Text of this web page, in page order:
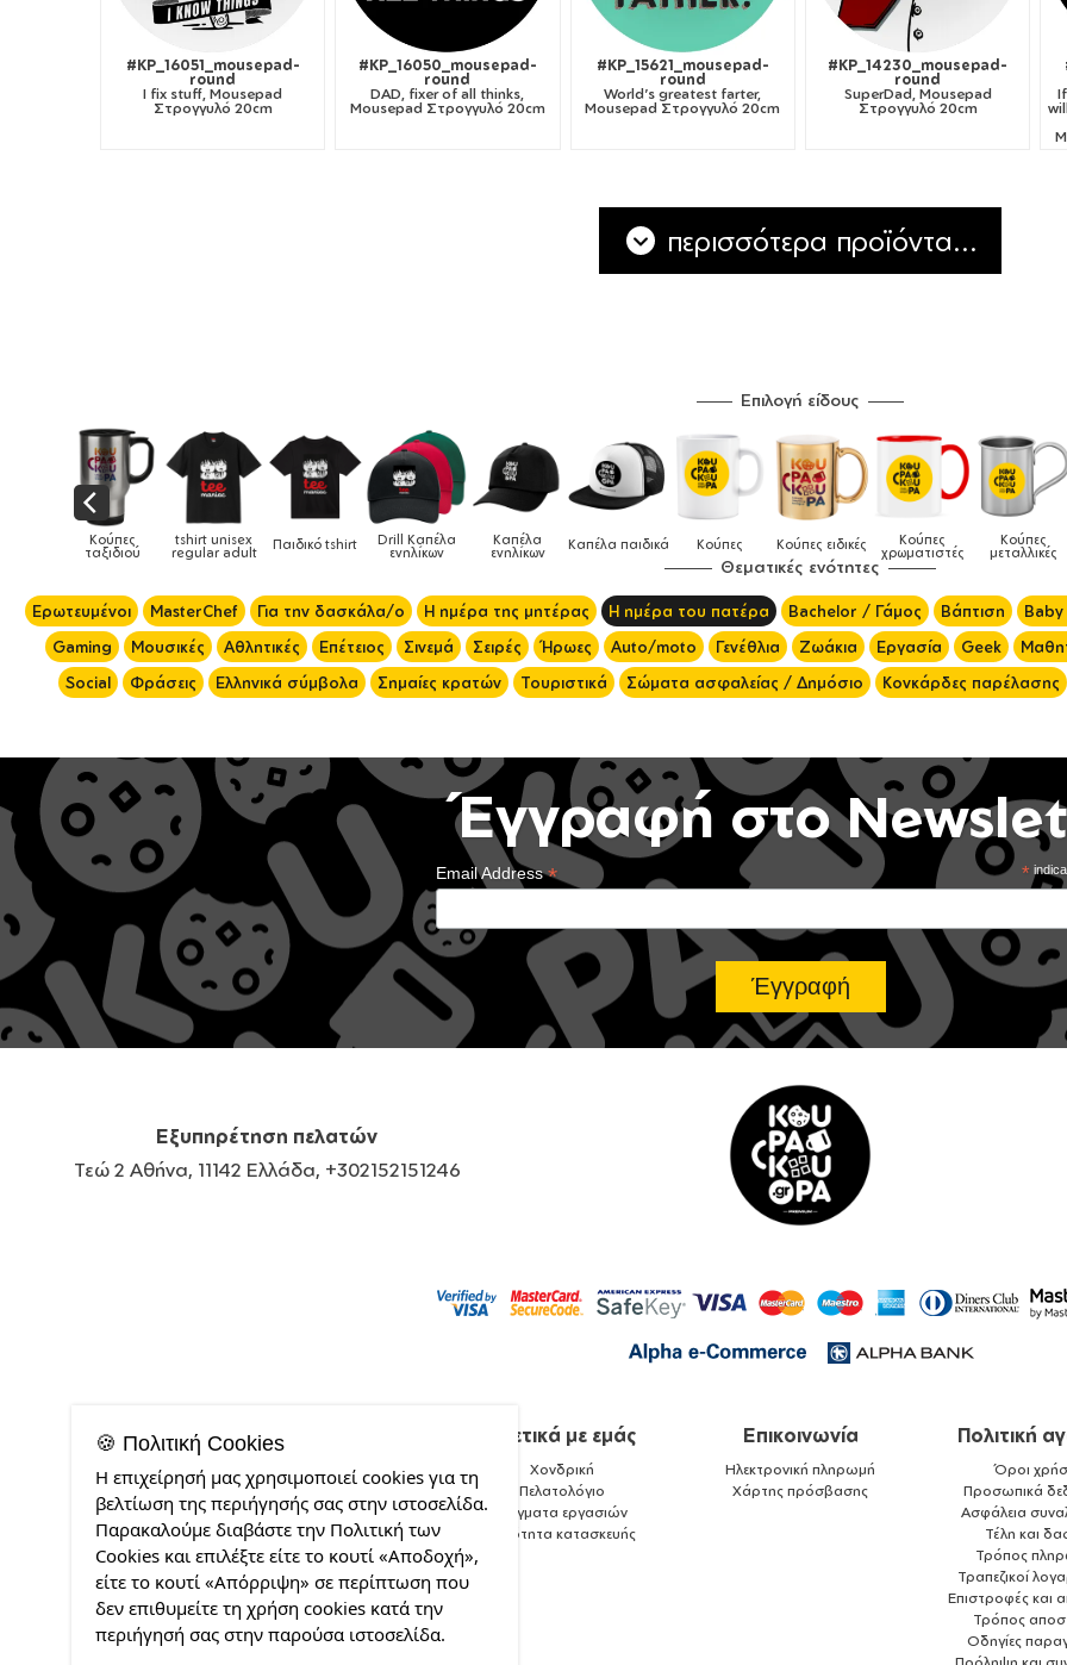
#KP_16051_mousepad-
round
I fix stuff, Mousepad
Στρογγυλό 20cm
#KP_16050_mousepad-
round
DAD, fixer of all thinks,
Mousepad Στρογγυλό 20cm
#KP_15621_mousepad-
round
World's greatest farter,
Mousepad Στρογγυλό 20cm
#KP_14230_mousepad-
round
SuperDad, Mousepad
Στρογγυλό 20cm
περισσότερα προϊόντα...
Επιλογή είδους
tshirt unisex
regular adult Παιδικό tshirt Drill Καπέλα
ενηλίκων
Καπέλα
ενηλίκων Καπέλα παιδικά Κούπες Κούπες ειδικές Κούπες
χρωματιστές
Κούπες
μεταλλικές
Δοχεία
φαγητού
Θεματικές ενότητες
Ερωτευμένοι MasterChef Για την δασκάλα/ο Η ημέρα της μητέρας Η ημέρα του πατέρα Bachelor / Γάμος Βάπτιση
Gaming
Μουσικές Αθλητικές Επέτειος Σινεμά Σειρές Ήρωες Auto/moto Γενέθλια Ζωάκια Εργασία Geek
Social
Φράσεις Ελληνικά σύμβολα Σημαίες κρατών Τουριστικά Σώματα ασφαλείας / Δημόσιο Κονκάρδες παρέλασης
Έγγραφή στο
*
Email Address*
Εξυπηρέτηση πελατών
Τεώ 2 Αθήνα, 11142 Ελλάδα, +302152151246
Σχετικά με εμάς
Χονδρική
Πελατολόγιο
Δείγματα εργασιών
Ποιότητα κατασκευής
Επικοινωνία
Ηλεκτρονική πληρωμή
Χάρτης πρόσβασης
Πολιτική
Όροι
Προσωπικά
Ασφάλεια
Τέλη και
Τρόπος
Τραπεζικοί
Επιστροφές και
Τρόπος
Οδηγίες
🍪 Πολιτική Cookies
Η επιχείρησή μας χρησιμοποιεί cookies για τη
βελτίωση της περιήγησής σας στην ιστοσελίδα.
Παρακαλούμε διαβάστε την Πολιτική των
Cookies και επιλέξτε είτε το κουτί «Αποδοχή»,
είτε το κουτί «Απόρριψη» σε περίπτωση που
δεν επιθυμείτε τη χρήση cookies κατά την
περιήγησή σας στην παρούσα ιστοσελίδα.